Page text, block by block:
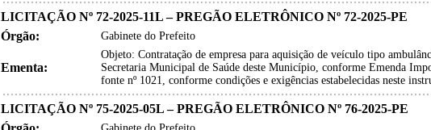
LICITAÇÃO Nº 72-2025-11L – PREGÃO ELETRÔNICO Nº 72-2025-PE
Órgão:
Gabinete do Prefeito
Ementa:
Objeto: Contratação de empresa para aquisição de veículo tipo
Secretaria Municipal de Saúde deste Município, conforme Emenda
fonte nº 1021, conforme condições e exigências estabelecidas neste
LICITAÇÃO Nº 75-2025-05L – PREGÃO ELETRÔNICO Nº 76-2025-PE